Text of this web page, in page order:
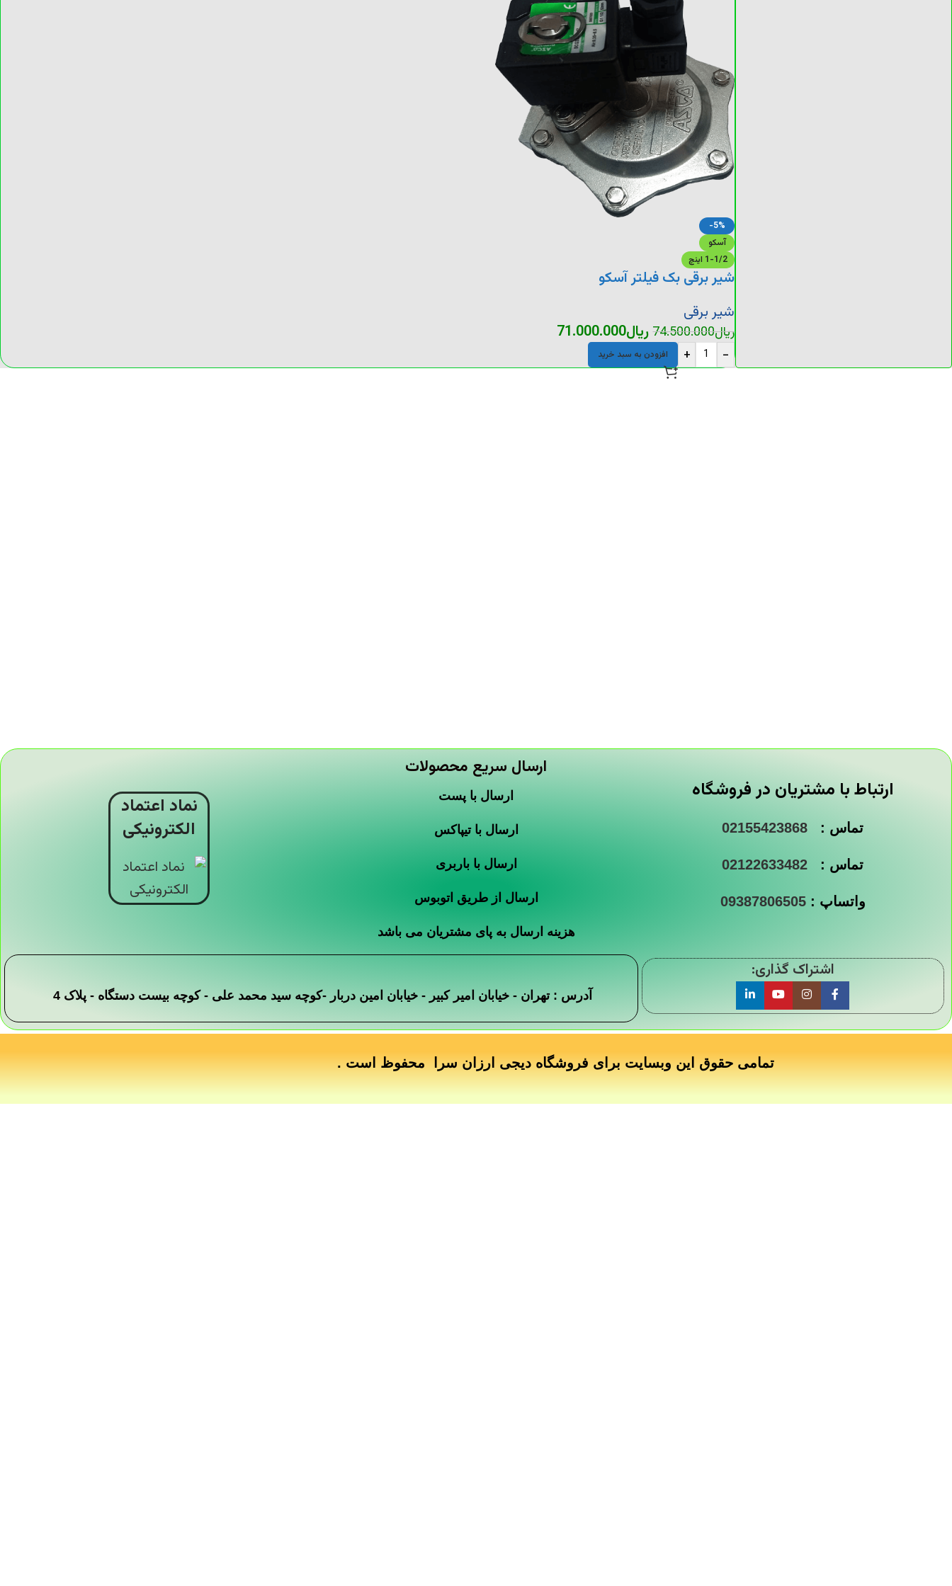
-5%
آسکو
1-1/2 اینچ
شیر برقی بک فیلتر آسکو
شیر برقی
ریال74.500.000ریال71.000.000
-
+ افزودن به سبد خرید
ارتباط با مشتریان در فروشگاه
تماس : 02155423868
تماس : 02122633482
واتساپ :09387806505
ارسال سریع محصولات
ارسال با پست
ارسال با تیپاکس
ارسال با باربری
ارسال از طریق اتوبوس
هزینه ارسال به پای مشتریان می باشد
نماد اعتماد
الکترونیکی
اشتراک گذاری:
آدرس : تهران - خیابان امیر کبیر - خیابان امین دربار -کوچه سید محمد علی - کوچه بیست دستگاه - پلاک 4
تمامی حقوق این وبسایت برای فروشگاه دیجی ارزان سرا محفوظ است .